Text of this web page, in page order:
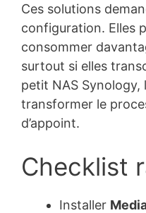
Ces solutions
configuration. Elles
consommer
surtout si elles
petit NAS
transformer le
d’appoint.
Checklist
Installer